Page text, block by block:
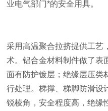
业电气部门*的安全用具。
采用高温聚合拉挤提供工艺
术。铝合金材料制件做了表
面有防护镀层；绝缘层压类
行处理。梯撑、梯脚防滑设
锐棱角，安全程度高，绝缘